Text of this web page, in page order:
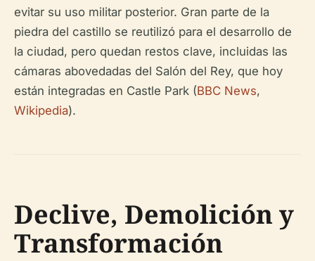
evitar su uso militar posterior. Gran parte de la
piedra del castillo se reutilizó para el desarrollo de
la ciudad, pero quedan restos clave, incluidas las
cámaras abovedadas del Salón del Rey, que hoy
están integradas en Castle Park (BBC News,
Wikipedia).
Declive, Demolición y
Transformación